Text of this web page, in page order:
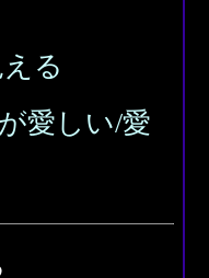
る
愛しい/愛